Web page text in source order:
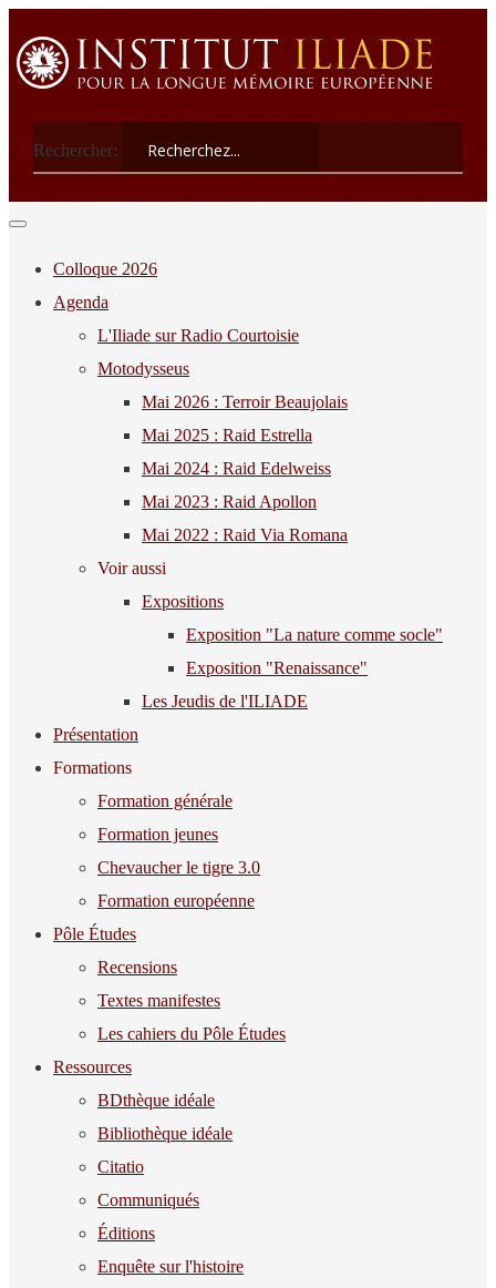
Rechercher:
Colloque 2026
Agenda
L'Iliade sur Radio Courtoisie
Motodysseus
Mai 2026 : Terroir Beaujolais
Mai 2025 : Raid Estrella
Mai 2024 : Raid Edelweiss
Mai 2023 : Raid Apollon
Mai 2022 : Raid Via Romana
Voir aussi
Expositions
Exposition "La nature comme socle"
Exposition "Renaissance"
Les Jeudis de l'ILIADE
Présentation
Formations
Formation générale
Formation jeunes
Chevaucher le tigre 3.0
Formation européenne
Pôle Études
Recensions
Textes manifestes
Les cahiers du Pôle Études
Ressources
BDthèque idéale
Bibliothèque idéale
Citatio
Communiqués
Éditions
Enquête sur l'histoire